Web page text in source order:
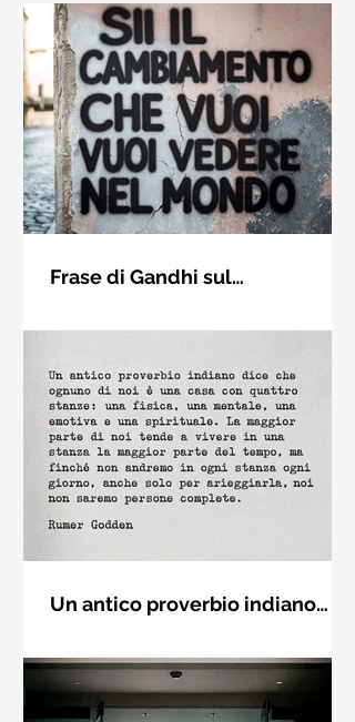
Frase di Gandhi sul
Un antico proverbio indiano
con la macchina per scrivere
ognuno di noi è una casa con quattro
stanze: una fisica, una mentale, una